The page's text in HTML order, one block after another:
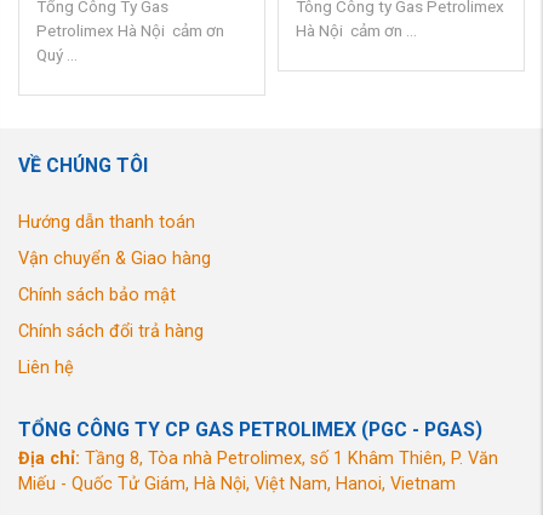
Tổng Công Ty Gas
Petrolimex Hà Nội cảm ơn
Quý ...
Tông Công ty Gas Petrolimex
Hà Nội cảm ơn ...
VỀ CHÚNG TÔI
Hướng dẫn thanh toán
Vận chuyển & Giao hàng
Chính sách bảo mật
Chính sách đổi trả hàng
Liên hệ
TỔNG CÔNG TY CP GAS PETROLIMEX (PGC - PGAS)
Địa chỉ: Tầng 8, Tòa nhà Petrolimex, số 1 Khâm Thiên, P. Văn
Miếu - Quốc Tử Giám, Hà Nội, Việt Nam, Hanoi, Vietnam